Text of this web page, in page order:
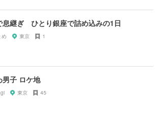
息継ぎ ひとり銀座で詰め込みの1日
め 東京 1
男子 ロケ地
東京 45